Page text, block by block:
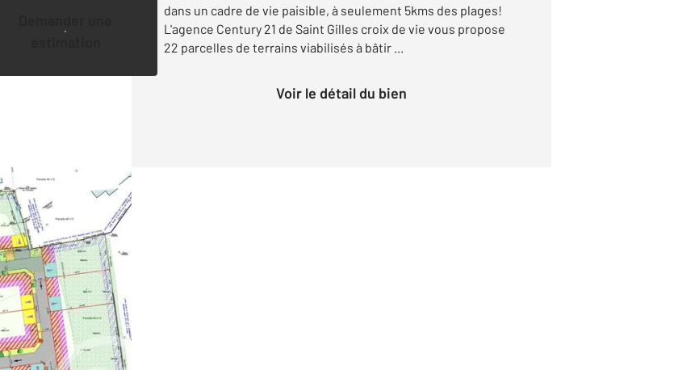
dans un cadre de vie paisible, à seulement 5kms des plages!
L'agence Century 21 de Saint Gilles croix de vie vous propose
22 parcelles de terrains viabilisés à bâtir ...
Voir le détail du bien